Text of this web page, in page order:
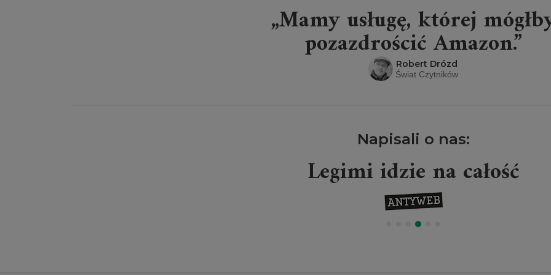
„Mamy usługę, której
pozazdrościć Amazon.”
Robert Drózd
Świat Czytników
Napisali o nas:
Legimi idzie na całość